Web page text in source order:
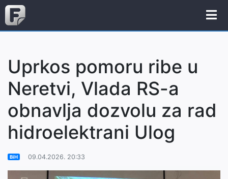
Uprkos pomoru ribe u
Neretvi, Vlada RS-a
obnavlja dozvolu za rad
hidroelektrani Ulog
BiH 09.04.2026. 20:33